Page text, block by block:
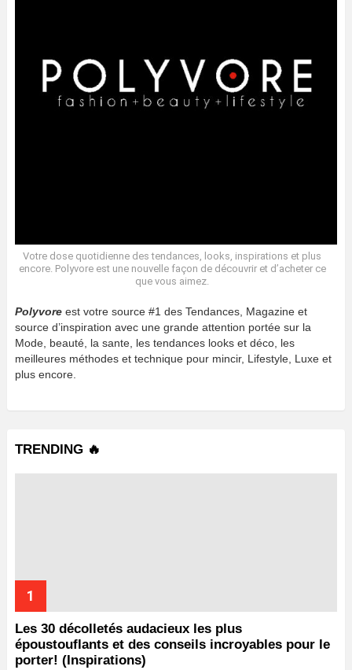
Votre dose quotidienne des tendances, looks, inspirations et plus
encore. Polyvore est une nouvelle façon de découvrir et d’acheter ce
que vous aimez.
Polyvore est votre source #1 des Tendances, Magazine et
source d’inspiration avec une grande attention portée sur la
Mode, beauté, la sante, les tendances looks et déco, les
meilleures méthodes et technique pour mincir, Lifestyle, Luxe et
plus encore.
TRENDING 🔥
Les 30 décolletés audacieux les plus
époustouflants et des conseils incroyables pour le
porter! (Inspirations)